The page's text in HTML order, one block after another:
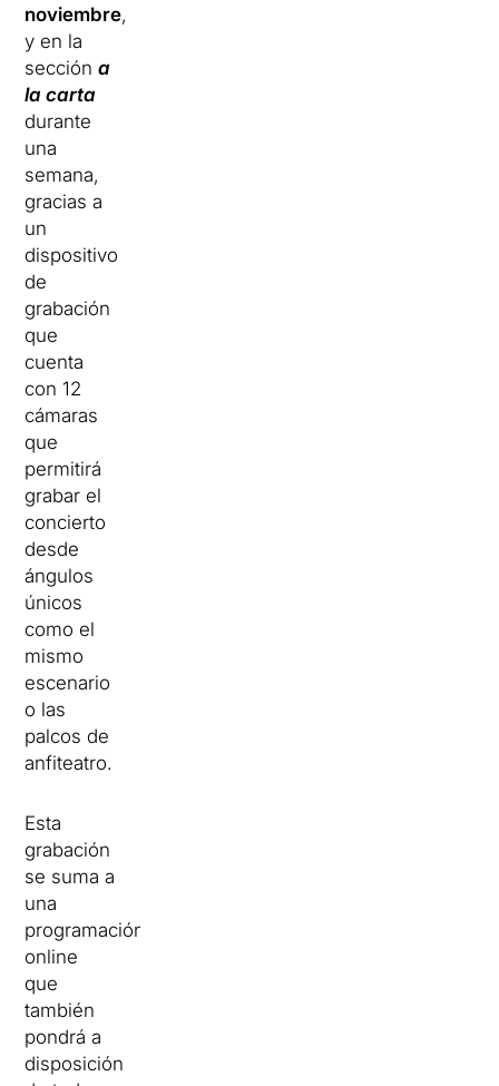
noviembre,
y en la
seccióna
la carta
durante
una
semana,
gracias a
un
dispositivo
de
grabación
que
cuenta
con 12
cámaras
que
permitirá
grabar el
concierto
desde
ángulos
únicos
como el
mismo
escenario
o las
palcos de
anfiteatro.
Esta
grabación
se suma a
una
programación
online
que
también
pondrá a
disposición